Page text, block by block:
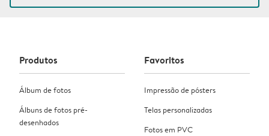
Produtos
Álbum de fotos
Álbuns de fotos pré-
desenhados
Favoritos
Impressão de pósters
Telas personalizadas
Fotos em PVC